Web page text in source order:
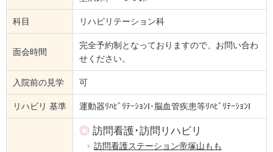
科目 リハビリテーション科
面会時間
完全予約制となっておりますので、お問い合わ
せください。
入院前の見学 可
リハビリ 基準 運動器ﾘﾊﾋﾞﾘﾃｰｼｮﾝⅠ･脳血管疾患等ﾘﾊﾋﾞﾘﾃｰｼｮﾝⅠ
◎ 訪問看護･訪問リハビリ
訪問看護ステーション帝塚山もも